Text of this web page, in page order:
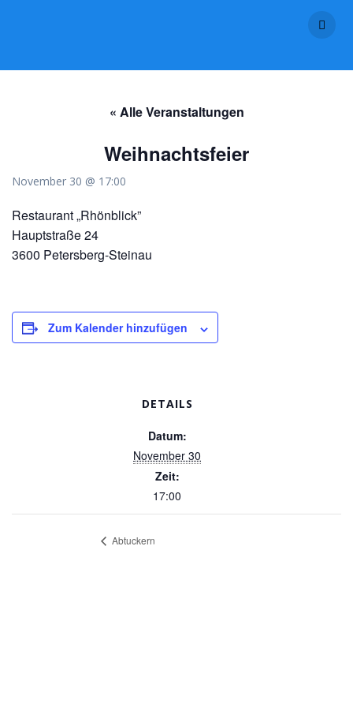
« Alle Veranstaltungen
Weihnachtsfeier
November 30 @ 17:00
Restaurant „Rhönblick”
Hauptstraße 24
3600 Petersberg-Steinau
Zum Kalender hinzufügen
DETAILS
Datum:
November 30
Zeit:
17:00
Abtuckern